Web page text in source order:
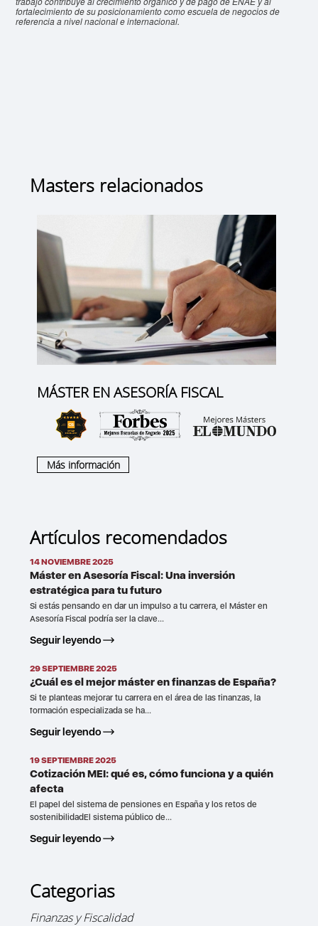
fortalecimiento de su posicionamiento como escuela de negocios de
referencia a nivel nacional e internacional.
Masters relacionados
MÁSTER EN ASESORÍA FISCAL
Más información
Artículos recomendados
14 NOVIEMBRE 2025
Máster en Asesoría Fiscal: Una inversión
estratégica para tu futuro
Si estás pensando en dar un impulso a tu carrera, el Máster en
Asesoría Fiscal podría ser la clave...
Seguir leyendo
29 SEPTIEMBRE 2025
¿Cuál es el mejor máster en finanzas de España?
Si te planteas mejorar tu carrera en el área de las finanzas, la
formación especializada se ha...
Seguir leyendo
19 SEPTIEMBRE 2025
Cotización MEI: qué es, cómo funciona y a quién
afecta
El papel del sistema de pensiones en España y los retos de
sostenibilidadEl sistema público de...
Seguir leyendo
Categorias
Finanzas y Fiscalidad